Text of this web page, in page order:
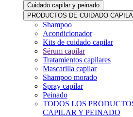
Cuidado capilar y peinado
PRODUCTOS DE CUIDADO
Shampoo
Acondicionador
Kits de cuidado capilar
Sérum capilar
Tratamientos capilares
Mascarilla capilar
Shampoo morado
Spray capilar
Peinado
TODOS LOS
CAPILAR Y PEINADO